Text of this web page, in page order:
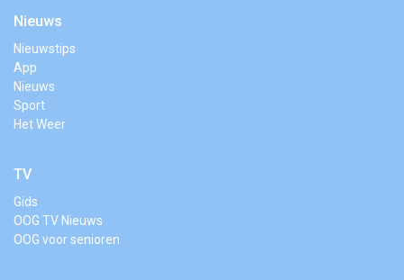
Nieuws
Nieuwstips
App
Nieuws
Sport
Het Weer
TV
Gids
OOG TV Nieuws
OOG voor senioren